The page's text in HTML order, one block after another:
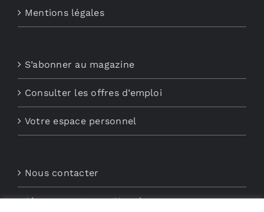
Mentions légales
S’abonner au magazine
Consulter les offres d’emploi
Votre espace personnel
Nous contacter
Abonnements aux Newsletters